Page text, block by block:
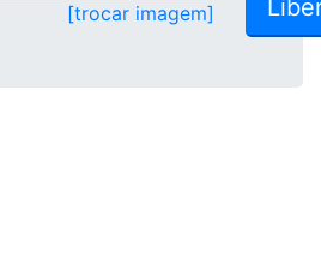
[trocar imagem]